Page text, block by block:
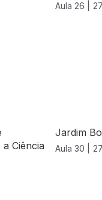
Aula 26 |
Ciência
Jardim
Aula 30 |